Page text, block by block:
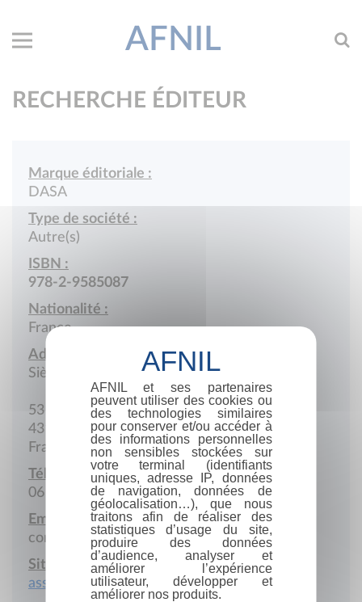
AFNIL
RECHERCHE ÉDITEUR
Marque éditoriale :
DASA
Type de société :
Autre(s)
ISBN :
978-2-9585087
Nationalité :
France
Adresse :
Siège social
53 Rue de la Pardige
43100 Brioude
France
Téléphone portable :
06 33 66 64 80
Email :
contact@associationdasa.fr
Site Internet :
associationdasa.fr
AFNIL et ses partenaires
peuvent utiliser des cookies ou
des technologies similaires
pour conserver et/ou accéder à
des informations personnelles
non sensibles stockées sur
votre terminal (identifiants
uniques, adresse IP, données
de navigation, données de
géolocalisation…), que nous
traitons afin de réaliser des
statistiques d’usage du site,
produire des données
d’audience, analyser et
améliorer l’expérience
utilisateur, développer et
améliorer nos produits.